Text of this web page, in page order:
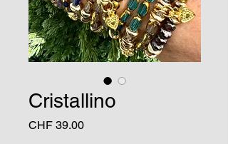
Cristallino
CHF 39.00Preis